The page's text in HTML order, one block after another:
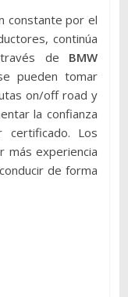
constante por el
continúa
de BMW
pueden tomar
on/off road y
la confianza
Los
más experiencia
de forma